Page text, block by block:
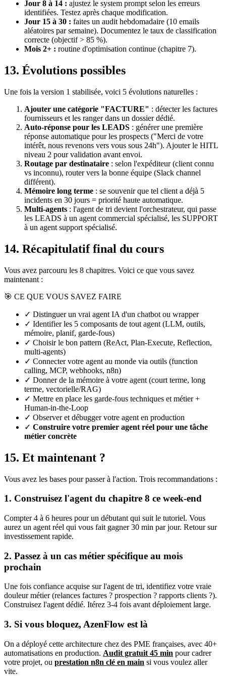
Jour 8 à 14 : ajustez le system prompt selon les erreurs
identifiées. Testez après chaque modification.
Jour 15 à 30 : faites un audit hebdomadaire (10 emails
aléatoires par semaine). Documentez le taux de classification
correcte (objectif > 85 %).
Mois 2+ : routine d'optimisation continue (chapitre 7).
13. Évolutions possibles
Une fois la version 1 stabilisée, voici 5 évolutions naturelles :
Ajouter une catégorie "FACTURE" : détecter les factures
fournisseurs et les ranger dans un dossier dédié.
Auto-réponse pour les LEADS : générer une première
réponse automatique pour les prospects ("Merci de votre
intérêt, nous revenons vers vous sous 24h"). Ajouter le HITL
niveau 2 pour validation avant envoi.
Routage par destinataire : selon l'expéditeur (client connu
vs inconnu), router vers la bonne équipe (Slack channel
différent).
Mémoire long terme : se souvenir que tel client a déjà 5
incidents en 30 jours = priorité haute automatique.
Multi-agents : l'agent de tri devient l'orchestrateur, qui passe
les LEADS à un agent commercial spécialisé, les SUPPORT
à un agent support spécialisé.
14. Récapitulatif final du cours
Vous avez parcouru les 8 chapitres. Voici ce que vous savez
maintenant :
🎯 CE QUE VOUS SAVEZ FAIRE
✓ Distinguer un vrai agent IA d'un chatbot ou wrapper
✓ Identifier les 5 composants de tout agent (LLM, outils,
mémoire, planif, garde-fous)
✓ Choisir le bon pattern (ReAct, Plan-Execute, Reflection,
multi-agents)
✓ Connecter votre agent au monde via outils (function
calling, MCP, webhooks, n8n)
✓ Donner de la mémoire à votre agent (court terme, long
terme, vectorielle/RAG)
✓ Mettre en place les garde-fous techniques et métier +
Human-in-the-Loop
✓ Observer et débugger votre agent en production
✓ Construire votre premier agent réel pour une tâche
métier concrète
15. Et maintenant ?
Vous avez les bases pour passer à l'action. Trois recommandations :
1. Construisez l'agent du chapitre 8 ce week-end
Compter 4 à 6 heures pour un débutant qui suit le tutoriel. Vous
aurez un agent réel qui vous fait gagner 30 min par jour. Retour sur
investissement rapide.
2. Passez à un cas métier spécifique au mois
prochain
Une fois confiance acquise sur l'agent de tri, identifiez votre vraie
douleur métier (relances factures ? prospection ? rapports clients ?).
Construisez l'agent dédié. Itérez 3-4 fois avant déploiement large.
3. Si vous bloquez, AzenFlow est là
On a déployé cette architecture chez des PME françaises, avec 40+
automatisations en production. Audit gratuit 45 min pour cadrer
votre projet, ou prestation n8n clé en main si vous voulez aller
vite.